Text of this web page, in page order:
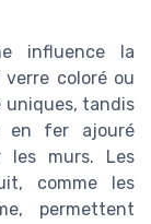
influence la
coloré ou
uniques, tandis
en fer ajouré
les murs. Les
comme les
permettent